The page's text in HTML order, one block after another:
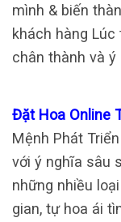
mình & biến
khách hàng
chân thành và ý
Đặt Hoa Online
Mệnh Phát
với ý nghĩa sâu
những nhiều
gian, tự hoa ái